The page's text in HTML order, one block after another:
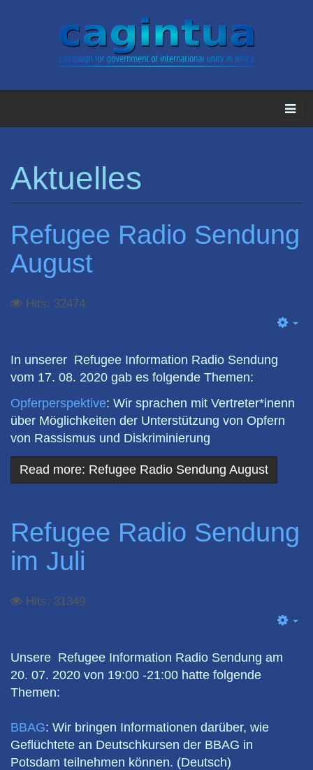
Aktuelles
Refugee Radio Sendung
August
Hits: 32474
In unserer Refugee Information Radio Sendung
vom 17. 08. 2020 gab es folgende Themen:
Opferperspektive: Wir sprachen mit Vertreter*inenn
über Möglichkeiten der Unterstützung von Opfern
von Rassismus und Diskriminierung
Read more: Refugee Radio Sendung August
Refugee Radio Sendung
im Juli
Hits: 31349
Unsere Refugee Information Radio Sendung am
20. 07. 2020 von 19:00 -21:00 hatte folgende
Themen:
BBAG: Wir bringen Informationen darüber, wie
Geflüchtete an Deutschkursen der BBAG in
Potsdam teilnehmen können. (Deutsch)